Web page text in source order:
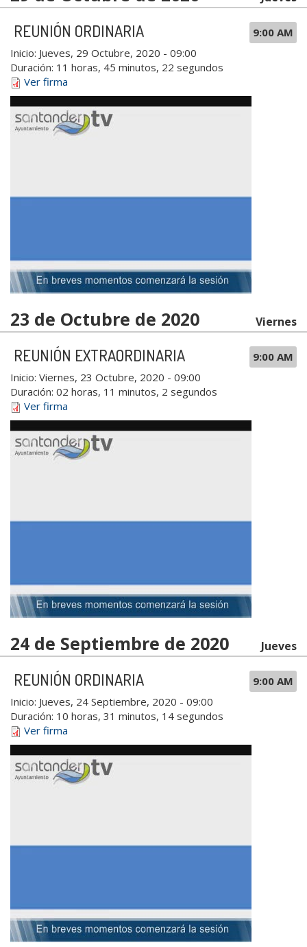
9:00 AM
REUNIÓN ORDINARIA
Inicio: Jueves, 29 Octubre, 2020 - 09:00
Duración: 11 horas, 45 minutos, 22 segundos
Ver firma
23 de Octubre de 2020 Viernes
9:00 AM
REUNIÓN EXTRAORDINARIA
Inicio: Viernes, 23 Octubre, 2020 - 09:00
Duración: 02 horas, 11 minutos, 2 segundos
Ver firma
24 de Septiembre de 2020 Jueves
9:00 AM
REUNIÓN ORDINARIA
Inicio: Jueves, 24 Septiembre, 2020 - 09:00
Duración: 10 horas, 31 minutos, 14 segundos
Ver firma